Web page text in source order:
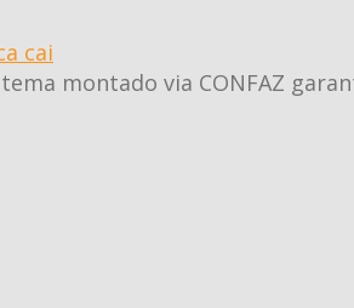
cai
montado via CONFAZ